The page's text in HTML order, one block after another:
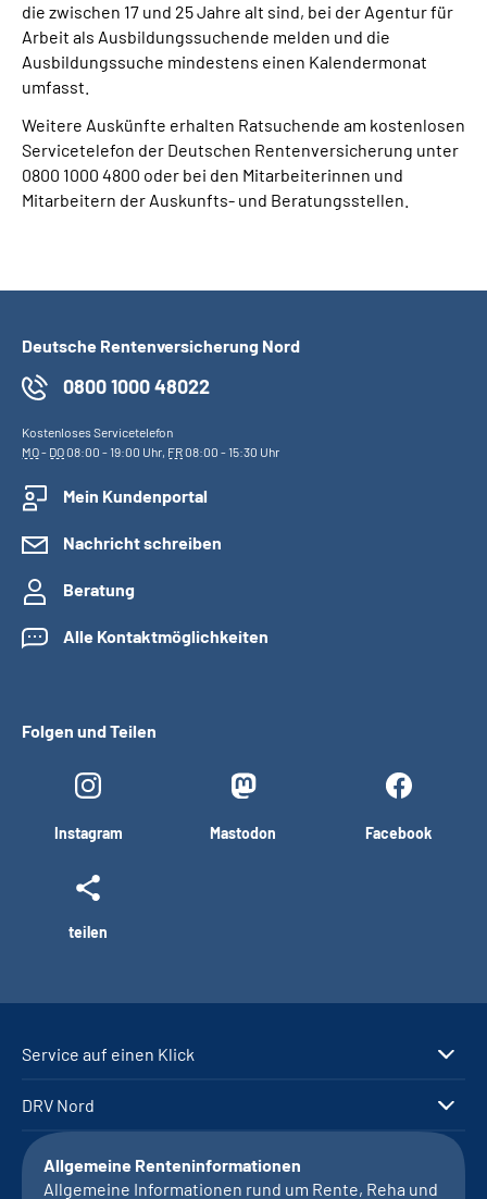
Mein Kundenportal
die zwischen 17 und 25 Jahre alt sind, bei der Agentur für
Arbeit als Ausbildungssuchende melden und die
Ausbildungssuche mindestens einen Kalendermonat
umfasst.
Weitere Auskünfte erhalten Ratsuchende am kostenlosen
Servicetelefon der Deutschen Rentenversicherung unter
0800 1000 4800 oder bei den Mitarbeiterinnen und
Mitarbeitern der Auskunfts- und Beratungsstellen.
Deutsche Rentenversicherung Nord
0800 1000 48022
Kostenloses Servicetelefon
MO- DO08:00 - 19:00 Uhr, FR08:00 - 15:30 Uhr
Mein Kundenportal
Nachricht schreiben
Beratung
Alle Kontaktmöglichkeiten
Folgen und Teilen
Instagram Mastodon Facebook
teilen
Service auf einen Klick
DRV Nord
Allgemeine Renteninformationen
Allgemeine Informationen rund um Rente, Reha und